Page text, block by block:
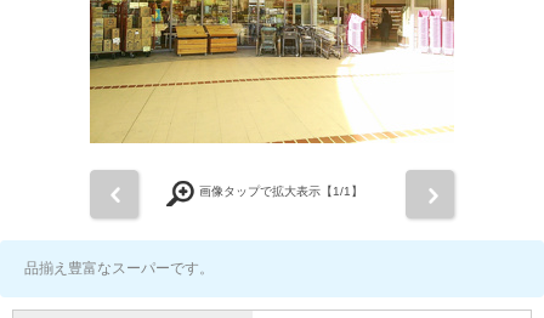
画像タップで拡大表示【1/1】
品揃え豊富なスーパーです。